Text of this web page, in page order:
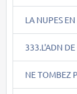
LA NUPES
333.L'ADN
NE TOMBEZ